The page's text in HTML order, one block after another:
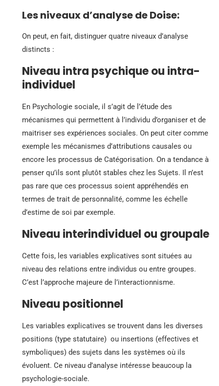
Les niveaux d’analyse de Doise:
On peut, en fait, distinguer quatre niveaux d’analyse
distincts :
Niveau intra psychique ou intra-
individuel
En Psychologie sociale, il s’agit de l’étude des
mécanismes qui permettent à l’individu d’organiser et de
maitriser ses expériences sociales. On peut citer comme
exemple les mécanismes d’attributions causales ou
encore les processus de Catégorisation. On a tendance à
penser qu’ils sont plutôt stables chez les Sujets. Il n’est
pas rare que ces processus soient appréhendés en
termes de trait de personnalité, comme les échelle
d’estime de soi par exemple.
Niveau interindividuel ou groupale
Cette fois, les variables explicatives sont situées au
niveau des relations entre individus ou entre groupes.
C’est l’approche majeure de l’interactionnisme.
Niveau positionnel
Les variables explicatives se trouvent dans les diverses
positions (type statutaire) ou insertions (effectives et
symboliques) des sujets dans les systèmes où ils
évoluent. Ce niveau d’analyse intéresse beaucoup la
psychologie-sociale.